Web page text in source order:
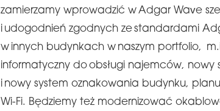
zamierzamy wprowadzić w Adgar Wave
i udogodnień zgodnych ze standardami
w innych budynkach w naszym portfolio,
informatyczny do obsługi najemców, nowy
i nowy system oznakowania budynku,
Wi-Fi. Będziemy też modernizować